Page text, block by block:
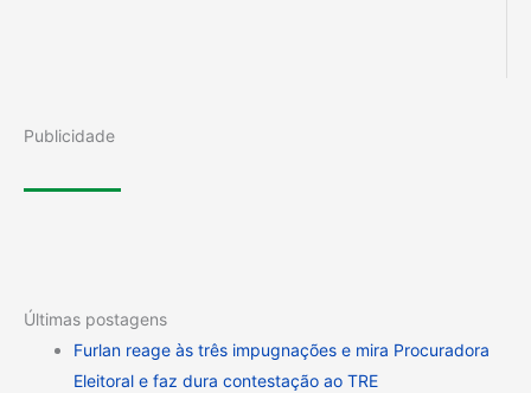
Publicidade
Últimas postagens
Furlan reage às três impugnações e mira Procuradora
Eleitoral e faz dura contestação ao TRE